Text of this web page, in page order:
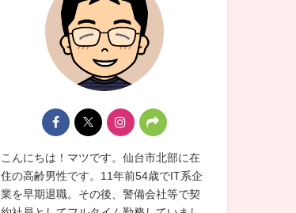
こんにちは！マツです。仙台市北部に在
住の高齢男性です。11年前54歳でIT系企
業を早期退職。その後、警備会社等で契